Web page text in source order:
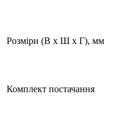
Розміри (В x Ш x Г), мм
Комплект постачання